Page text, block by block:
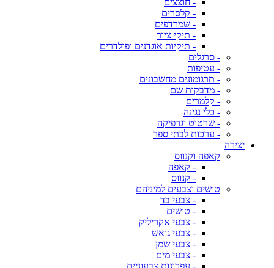
- חוצצים
- קלסרים
- שמרדפים
- תיקי ציור
- תיקיות אוגדנים ופולדרים
- סרגלים
- עטיפות
- תרגומונים מחשבונים
- מדבקות שם
- קלמרים
- כלי נגינה
- שרטוט וגרפיקה
- ערכות לבתי ספר
יצירה
קאפה וקנווס
- קאפה
- קנווס
טושים וצבעים למיניהם
- צבעי בד
- טושים
- צבעי אקריליק
- צבעי גואש
- צבעי שמן
- צבעי מים
- עפרונות צבעוניים